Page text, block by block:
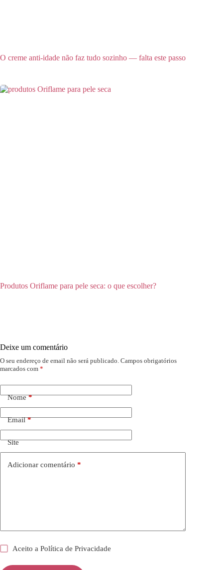
O creme anti-idade não faz tudo sozinho — falta este passo
Produtos Oriflame para pele seca: o que escolher?
Deixe um comentário
O seu endereço de email não será publicado. Campos obrigatórios
marcados com *
Nome*
Email*
Site
Adicionar comentário *
Aceito aPolítica de Privacidade